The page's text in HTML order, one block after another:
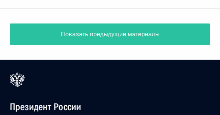
Показать предыдущие материалы
Президент России